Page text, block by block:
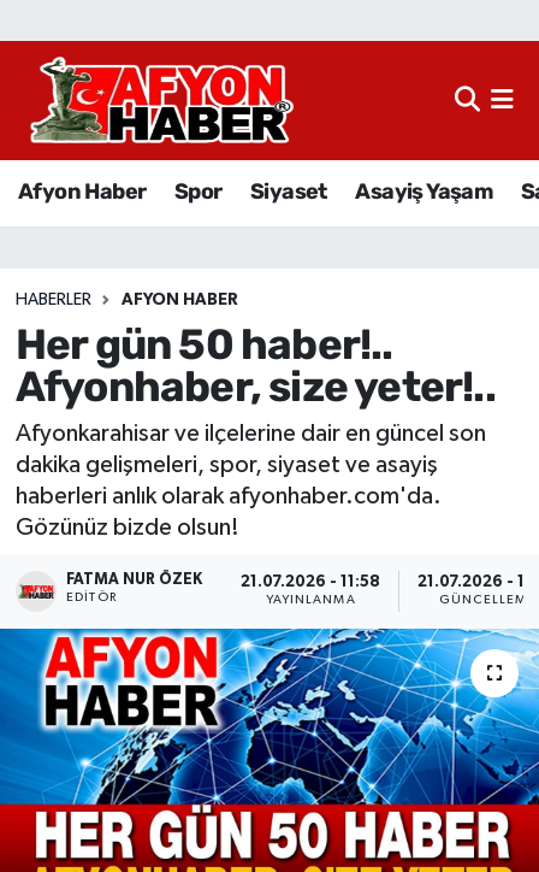
Afyon Haber Spor Siyaset Asayiş Yaşam
HABERLER AFYON HABER
Her gün 50 haber!..
Afyonhaber, size yeter!..
Afyonkarahisar ve ilçelerine dair en güncel son
dakika gelişmeleri, spor, siyaset ve asayiş
haberleri anlık olarak afyonhaber.com'da.
Gözünüz bizde olsun!
FATMA NUR ÖZEK
EDITÖR
21.07.2026 - 11:58
YAYINLANMA
21.07.2026 -
GÜNCELLEME
Afyon Haber
Sağlık
Eğitim
Sivil Toplum
Ekonomi
Magazin
Etkinlikler